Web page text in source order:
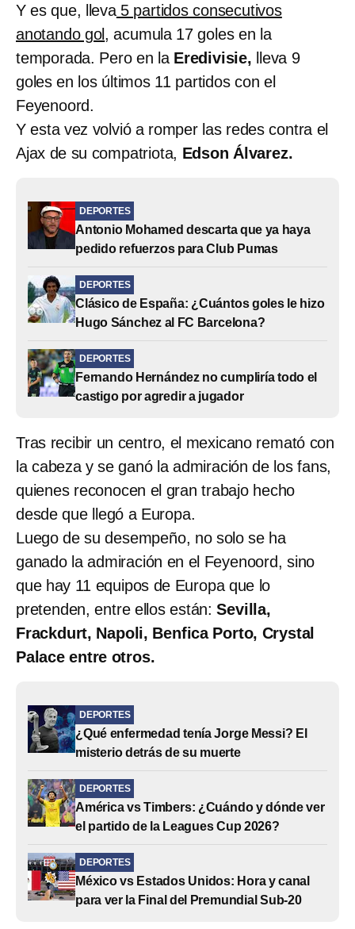
Y es que, lleva5 partidos consecutivos
anotando gol, acumula 17 goles en la
temporada. Pero en la Eredivisie, lleva 9
goles en los últimos 11 partidos con el
Feyenoord.
Y esta vez volvió a romper las redes contra el
Ajax de su compatriota, Edson Álvarez.
DEPORTES
Antonio Mohamed descarta que ya haya
pedido refuerzos para Club Pumas
DEPORTES
Clásico de España: ¿Cuántos goles le hizo
Hugo Sánchez al FC Barcelona?
DEPORTES
Fernando Hernández no cumpliría todo el
castigo por agredir a jugador
Tras recibir un centro, el mexicano remató con
la cabeza y se ganó la admiración de los fans,
quienes reconocen el gran trabajo hecho
desde que llegó a Europa.
Luego de su desempeño, no solo se ha
ganado la admiración en el Feyenoord, sino
que hay 11 equipos de Europa que lo
pretenden, entre ellos están:Sevilla,
Frackdurt, Napoli, Benfica Porto, Crystal
Palace entre otros.
DEPORTES
¿Qué enfermedad tenía Jorge Messi? El
misterio detrás de su muerte
DEPORTES
América vs Timbers: ¿Cuándo y dónde ver
el partido de la Leagues Cup 2026?
DEPORTES
México vs Estados Unidos: Hora y canal
para ver la Final del Premundial Sub-20